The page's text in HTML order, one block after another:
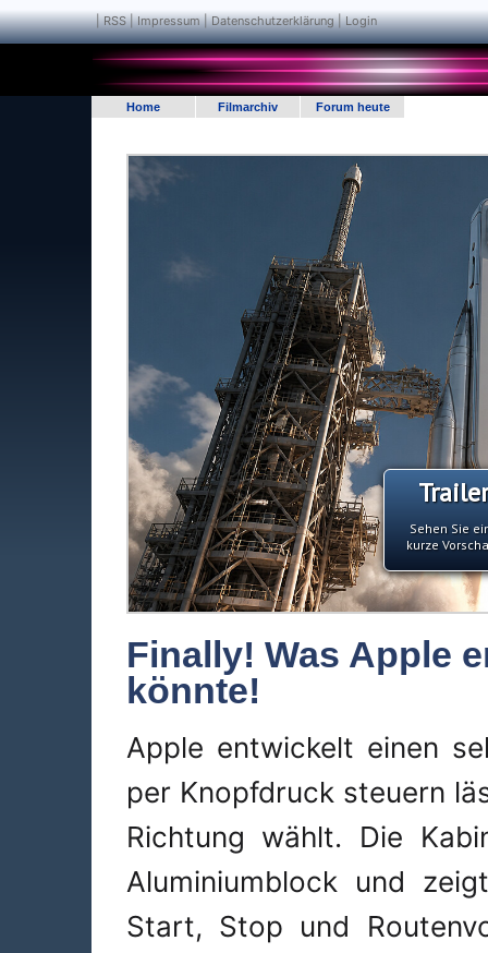
|RSS|Impressum | Datenschutzerklärung|Login
Home Filmarchiv Forum heute
Trailer
Sehen Sie
kurze
Finally! Was Apple
könnte!
Apple entwickelt einen
per Knopfdruck steuern
Richtung wählt. Die
Aluminiumblock und
Start, Stop und